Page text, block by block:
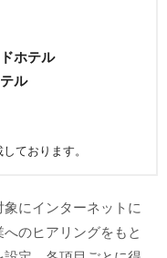
ホテル
ル
ております。
にインターネットに
のヒアリングをもと